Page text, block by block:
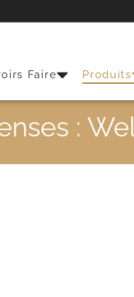
Faire Produits
: